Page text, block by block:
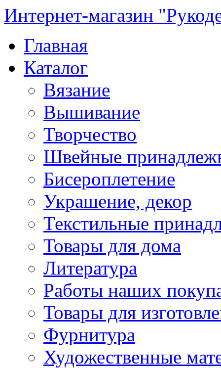
Интернет-магазин
Главная
Каталог
Вязание
Вышивание
Творчество
Швейные
Бисероплетение
Украшение, декор
Текстильные
Товары для дома
Литература
Работы наших
Товары для
Фурнитура
Художественные